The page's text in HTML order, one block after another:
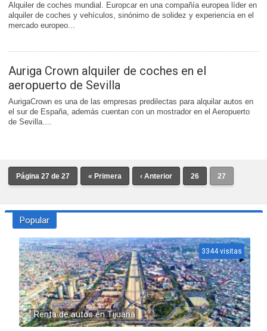
Alquiler de coches mundial. Europcar en una compañía europea líder en
alquiler de coches y vehículos, sinónimo de solidez y experiencia en el
mercado europeo...
Auriga Crown alquiler de coches en el
aeropuerto de Sevilla
AurigaCrown es una de las empresas predilectas para alquilar autos en
el sur de España, además cuentan con un mostrador en el Aeropuerto
de Sevilla....
Página 27 de 27 « Primera ‹ Anterior 26 27
Popular
Renta de autos en Tijuana
3344 visitas